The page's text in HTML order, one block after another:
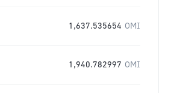
1,637.535654 OMI
1,940.782997 OMI